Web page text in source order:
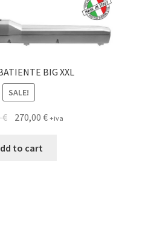
BIG XXL
SALE!
€ 270,00€ +iva
to cart